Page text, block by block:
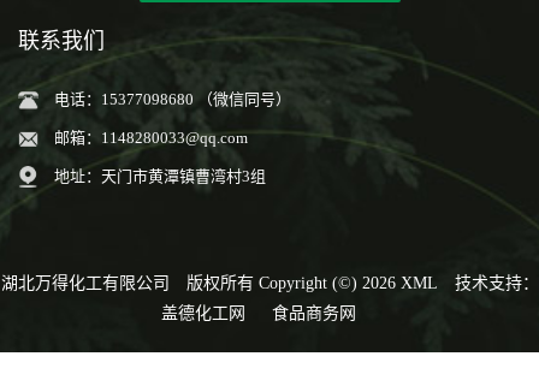
联系我们
电话：15377098680 （微信同号）
邮箱： 1148280033@qq.com
地址：天门市黄潭镇曹湾村3组
湖北万得化工有限公司 版权所有 Copyright (©) 2026 XML
技术支持：
盖德化工网
食品商务网